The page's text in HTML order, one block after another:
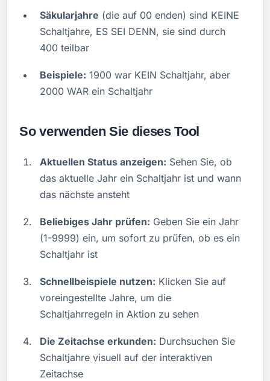
Säkularjahre (die auf 00 enden) sind KEINE
Schaltjahre, ES SEI DENN, sie sind durch
400 teilbar
Beispiele: 1900 war KEIN Schaltjahr, aber
2000 WAR ein Schaltjahr
So verwenden Sie dieses Tool
Aktuellen Status anzeigen: Sehen Sie, ob
das aktuelle Jahr ein Schaltjahr ist und wann
das nächste ansteht
Beliebiges Jahr prüfen: Geben Sie ein Jahr
(1-9999) ein, um sofort zu prüfen, ob es ein
Schaltjahr ist
Schnellbeispiele nutzen: Klicken Sie auf
voreingestellte Jahre, um die
Schaltjahrregeln in Aktion zu sehen
Die Zeitachse erkunden: Durchsuchen Sie
Schaltjahre visuell auf der interaktiven
Zeitachse